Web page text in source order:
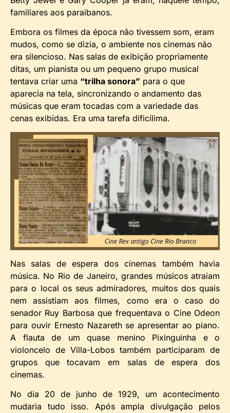
familiares aos paraibanos.
Embora os filmes da época não tivessem som, eram
mudos, como se dizia, o ambiente nos cinemas não
era silencioso. Nas salas de exibição propriamente
ditas, um pianista ou um pequeno grupo musical
tentava criar uma “trilha sonora” para o que
aparecia na tela, sincronizando o andamento das
músicas que eram tocadas com a variedade das
cenas exibidas. Era uma tarefa dificílima.
Nas salas de espera dos cinemas também havia
música. No Rio de Janeiro, grandes músicos atraiam
para o local os seus admiradores, muitos dos quais
nem assistiam aos filmes, como era o caso do
senador Ruy Barbosa que frequentava o Cine Odeon
para ouvir Ernesto Nazareth se apresentar ao piano.
A flauta de um quase menino Pixinguinha e o
violoncelo de Villa-Lobos também participaram de
grupos que tocavam em salas de espera dos
cinemas.
No dia 20 de junho de 1929, um acontecimento
mudaria tudo isso. Após ampla divulgação pelos